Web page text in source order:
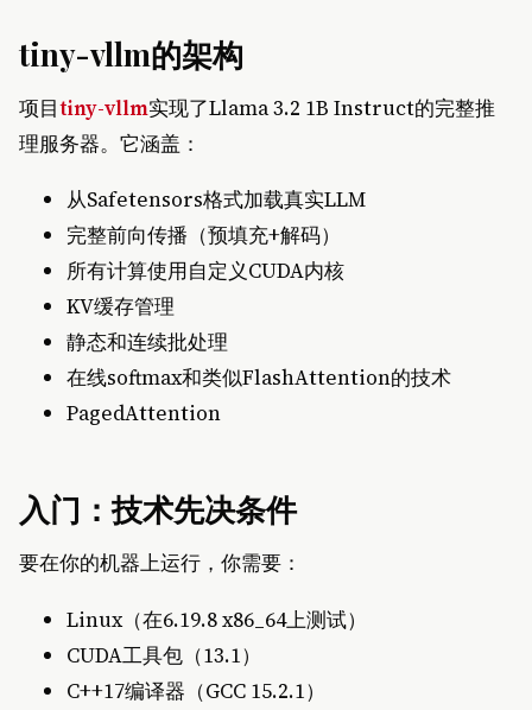
tiny-vllm的架构
项目tiny-vllm实现了Llama 3.2 1B Instruct的完整推
理服务器。它涵盖：
从Safetensors格式加载真实LLM
完整前向传播（预填充+解码）
所有计算使用自定义CUDA内核
KV缓存管理
静态和连续批处理
在线softmax和类似FlashAttention的技术
PagedAttention
入门：技术先决条件
要在你的机器上运行，你需要：
Linux（在6.19.8 x86_64上测试）
CUDA工具包（13.1）
C++17编译器（GCC 15.2.1）